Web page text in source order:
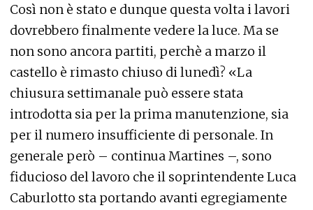
Così non è stato e dunque questa volta i lavori
dovrebbero finalmente vedere la luce. Ma se
non sono ancora partiti, perchè a marzo il
castello è rimasto chiuso di lunedì? «La
chiusura settimanale può essere stata
introdotta sia per la prima manutenzione, sia
per il numero insufficiente di personale. In
generale però – continua Martines –, sono
fiducioso del lavoro che il soprintendente Luca
Caburlotto sta portando avanti egregiamente